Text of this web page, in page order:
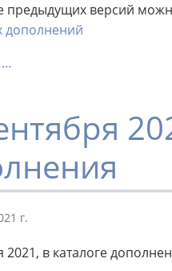
предыдущих версий
дополнений
…
г.
2021, в каталоге